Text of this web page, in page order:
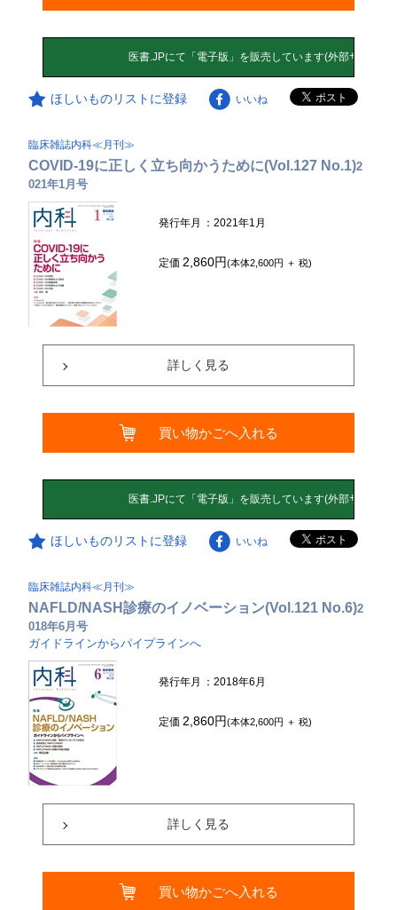
ほしいものリストに登録 いいね
臨床雑誌内科≪月刊≫
COVID-19に正しく立ち向かうために(Vol.127 No.1)2
021年1月号
発行年月 ：2021年1月
定価2,860円(本体2,600円 ＋ 税)
詳しく見る
買い物かごへ入れる
ほしいものリストに登録 いいね
臨床雑誌内科≪月刊≫
NAFLD/NASH診療のイノベーション(Vol.121 No.6)2
018年6月号
ガイドラインからパイプラインへ
発行年月 ：2018年6月
定価2,860円(本体2,600円 ＋ 税)
詳しく見る
買い物かごへ入れる